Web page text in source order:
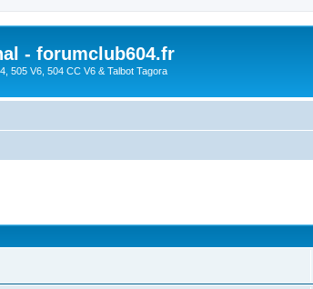
- forumclub604.fr
505 V6, 504 CC V6 & Talbot Tagora